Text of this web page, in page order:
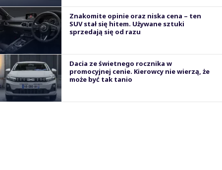
Znakomite opinie oraz niska cena – ten
SUV stał się hitem. Używane sztuki
sprzedają się od razu
Dacia ze świetnego rocznika w
promocyjnej cenie. Kierowcy nie wierzą, że
może być tak tanio